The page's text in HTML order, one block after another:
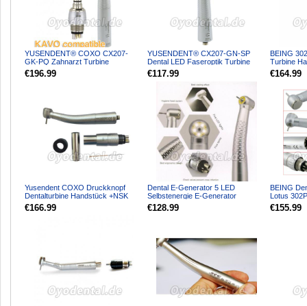
YUSENDENT® COXO CX207-
GK-PQ Zahnarzt Turbine
handstück mit KAVO Roto-
Schnellkupp...
€196.99
YUSENDENT® CX207-GN-SP
Dental LED Faseroptik Turbine
Handstück NSK Kompatibel
€117.99
BEING
Turbine
MULTIflex
€164.99
Yusendent COXO Druckknopf
Dentalturbine Handstück +NSK
Machlite/Phatelus Schnell...
€166.99
Dental E-Generator 5 LED
Selbstenergie E-Generator
Hochgeschwindigkeit-Handstück...
€128.99
BEING
Lotus
€155.99